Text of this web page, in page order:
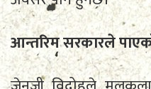
आन्तरिम सरकारले